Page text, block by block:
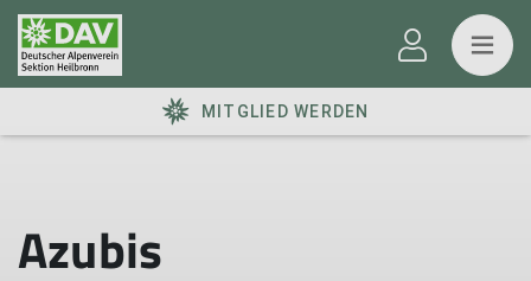
MITGLIED WERDEN
Azubis